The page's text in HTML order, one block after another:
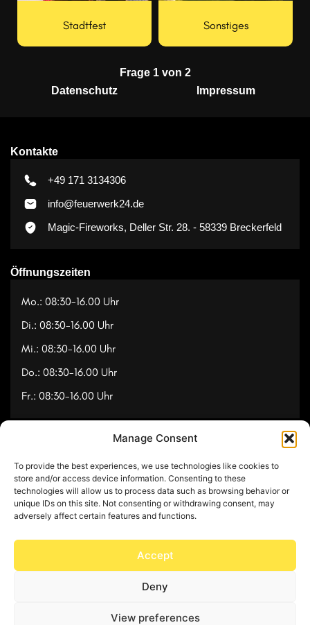
Manage Consent
To provide the best experiences, we use technologies like cookies to
store and/or access device information. Consenting to these
technologies will allow us to process data such as browsing behavior or
unique IDs on this site. Not consenting or withdrawing consent, may
adversely affect certain features and functions.
Accept
Deny
View preferences
Stadtfest Sonstiges
Frage 1 von 2
Datenschutz
Impressum
Kontakte
+49 171 3134306
info@feuerwerk24.de
Magic-Fireworks, Deller Str. 28. - 58339 Breckerfeld
Öffnungszeiten
Mo.: 08:30-16.00 Uhr
Di.: 08:30-16.00 Uhr
Mi.: 08:30-16.00 Uhr
Do.: 08:30-16.00 Uhr
Fr.: 08:30-16.00 Uhr
Referenzen
Videos
Über uns
Kontakt
© Copyright 2025 by Feuerwerk24